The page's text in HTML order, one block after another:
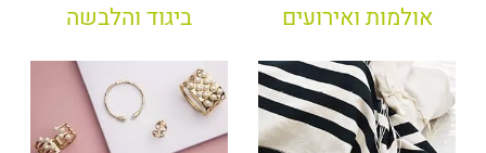
אולמות ואירועים ביגוד והלבשה